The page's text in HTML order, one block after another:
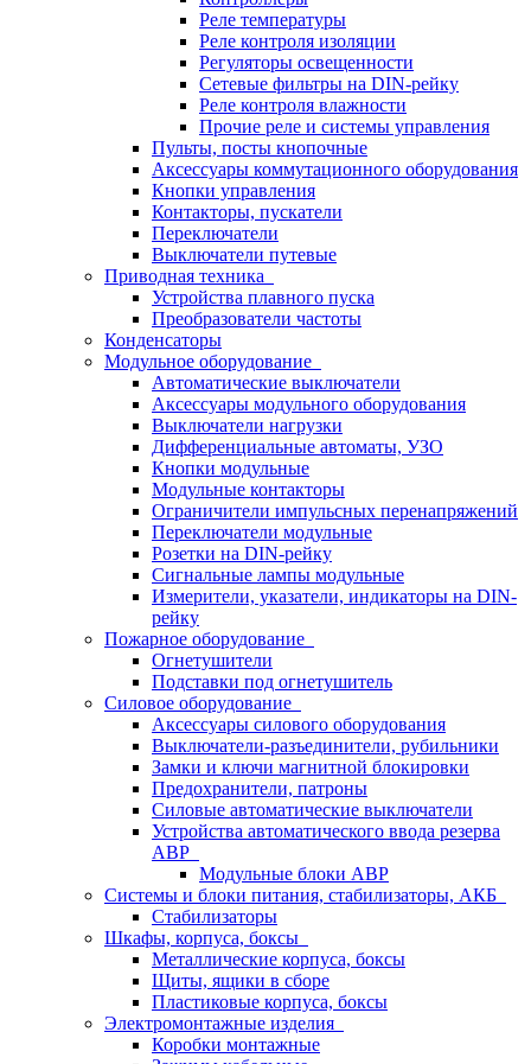
Реле температуры
Реле контроля изоляции
Регуляторы освещенности
Сетевые фильтры на DIN-рейку
Реле контроля влажности
Прочие реле и системы управления
Пульты, посты кнопочные
Аксессуары коммутационного оборудования
Кнопки управления
Контакторы, пускатели
Переключатели
Выключатели путевые
Приводная техника
Устройства плавного пуска
Преобразователи частоты
Конденсаторы
Модульное оборудование
Автоматические выключатели
Аксессуары модульного оборудования
Выключатели нагрузки
Дифференциальные автоматы, УЗО
Кнопки модульные
Модульные контакторы
Ограничители импульсных перенапряжений
Переключатели модульные
Розетки на DIN-рейку
Сигнальные лампы модульные
Измерители, указатели, индикаторы на DIN-
рейку
Пожарное оборудование
Огнетушители
Подставки под огнетушитель
Силовое оборудование
Аксессуары силового оборудования
Выключатели-разъединители, рубильники
Замки и ключи магнитной блокировки
Предохранители, патроны
Силовые автоматические выключатели
Устройства автоматического ввода резерва
АВР
Модульные блоки АВР
Системы и блоки питания, стабилизаторы, АКБ
Стабилизаторы
Шкафы, корпуса, боксы
Металлические корпуса, боксы
Щиты, ящики в сборе
Пластиковые корпуса, боксы
Электромонтажные изделия
Коробки монтажные